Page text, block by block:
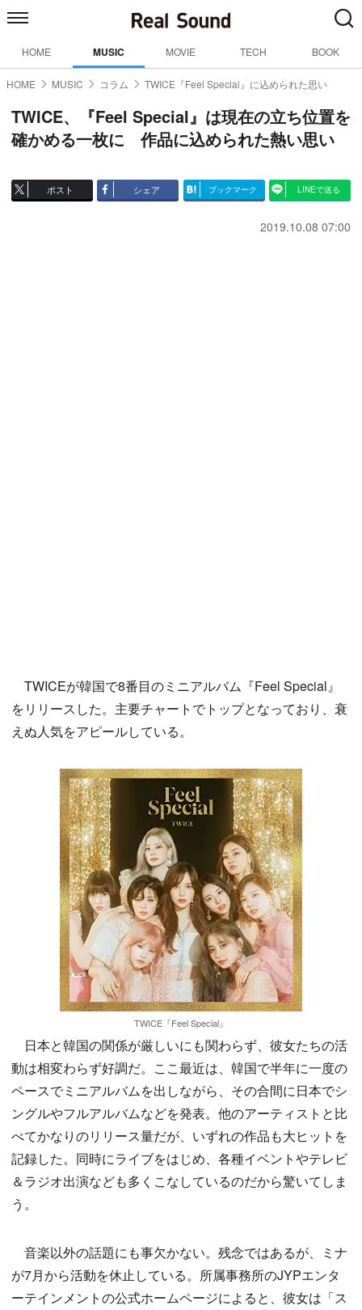
HOME MUSIC MOVIE TECH BOOK
HOME MUSIC コラム TWICE『Feel Special』に込められた思い
TWICE、『Feel Special』は現在の立ち位置を
確かめる一枚に 作品に込められた熱い思い
ポスト シェア ブックマーク LINEで送る
2019.10.08 07:00
TWICEが韓国で8番目のミニアルバム『Feel Special』
をリリースした。主要チャートでトップとなっており、衰
えぬ人気をアピールしている。
TWICE『Feel Special』
日本と韓国の関係が厳しいにも関わらず、彼女たちの活
動は相変わらず好調だ。ここ最近は、韓国で半年に一度の
ペースでミニアルバムを出しながら、その合間に日本でシ
ングルやフルアルバムなどを発表。他のアーティストと比
べてかなりのリリース量だが、いずれの作品も大ヒットを
記録した。同時にライブをはじめ、各種イベントやテレビ
＆ラジオ出演なども多くこなしているのだから驚いてしま
う。
音楽以外の話題にも事欠かない。残念ではあるが、ミナ
が7月から活動を休止している。所属事務所のJYPエンタ
ーテインメントの公式ホームページによると、彼女は「ス